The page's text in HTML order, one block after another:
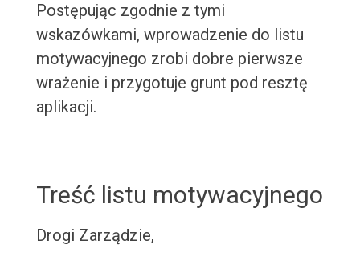
Postępując zgodnie z tymi
wskazówkami, wprowadzenie do listu
motywacyjnego zrobi dobre pierwsze
wrażenie i przygotuje grunt pod resztę
aplikacji.
Treść listu motywacyjnego
Drogi Zarządzie,